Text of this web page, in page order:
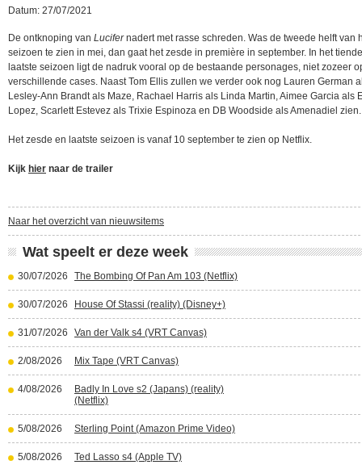
Datum: 27/07/2021
De ontknoping van Lucifernadert met rasse schreden. Was de tweede helft van
seizoen te zien in mei, dan gaat het zesde in première in september. In het
laatste seizoen ligt de nadruk vooral op de bestaande personages, niet zozeer
verschillende cases. Naast Tom Ellis zullen we verder ook nog Lauren German
Lesley-Ann Brandt als Maze, Rachael Harris als Linda Martin, Aimee Garcia als
Lopez, Scarlett Estevez als Trixie Espinoza en DB Woodside als Amenadiel zien.
Het zesde en laatste seizoen is vanaf 10 september te zien op Netflix.
Kijk hier naar de trailer
Naar het overzicht van nieuwsitems
Wat speelt er deze week
30/07/2026 The Bombing Of Pan Am 103 (Netflix)
30/07/2026 House Of Stassi (reality) (Disney+)
31/07/2026 Van der Valk s4 (VRT Canvas)
2/08/2026 Mix Tape (VRT Canvas)
4/08/2026
Badly In Love s2 (Japans) (reality)
(Netflix)
5/08/2026 Sterling Point (Amazon Prime Video)
5/08/2026 Ted Lasso s4 (Apple TV)